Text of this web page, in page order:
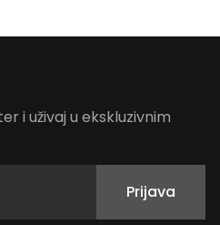
i uživaj u ekskluzivnim
Prijava